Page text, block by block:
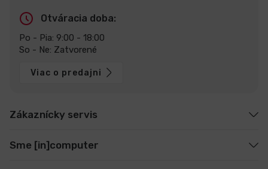
Otváracia doba:
Po - Pia: 9:00 - 18:00
So - Ne: Zatvorené
Viac o predajni
Zákaznícky servis
Sme [in]computer